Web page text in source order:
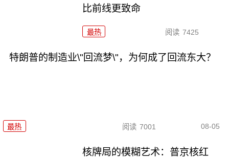
比前线更致命
最热 阅读 7425
特朗普的制造业\"回流梦\"，为何成了回流东大？
最热 阅读 7001 08-05
核牌局的模糊艺术：普京核红